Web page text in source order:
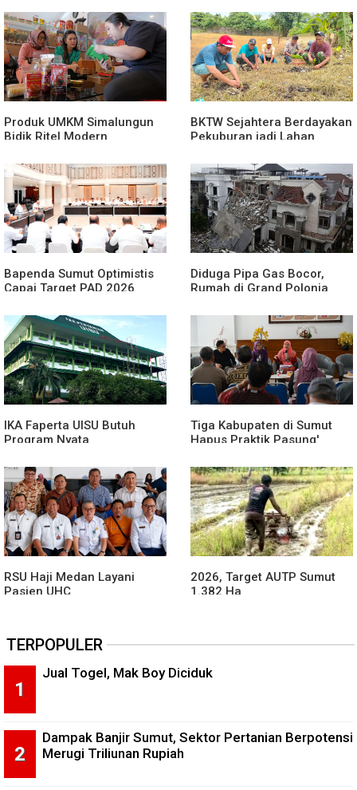
Produk UMKM Simalungun
Bidik Ritel Modern
BKTW Sejahtera Berdayakan
Pekuburan jadi Lahan
Bapenda Sumut Optimistis
Capai Target PAD 2026
Diduga Pipa Gas Bocor,
Rumah di Grand Polonia
IKA Faperta UISU Butuh
Program Nyata
Tiga Kabupaten di Sumut
Hapus Praktik Pasung'
RSU Haji Medan Layani
Pasien UHC
2026, Target AUTP Sumut
1.382 Ha
TERPOPULER
Jual Togel, Mak Boy Diciduk
Dampak Banjir Sumut, Sektor Pertanian Berpotensi
Merugi Triliunan Rupiah